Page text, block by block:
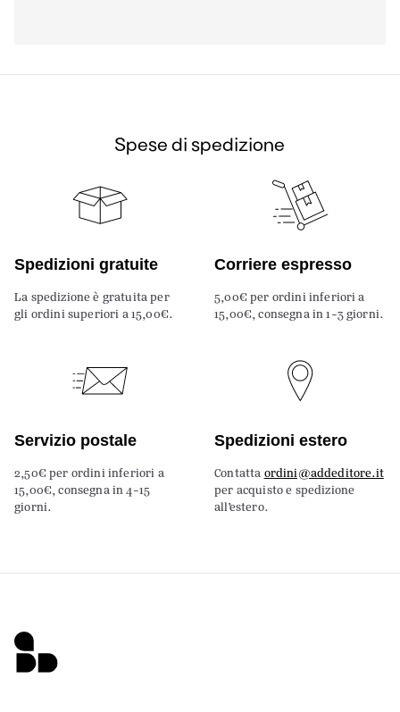
Spese di spedizione
Spedizioni gratuite
La spedizione è gratuita per
gli ordini superiori a 15,00€.
Corriere espresso
5,00€ per ordini inferiori a
15,00€, consegna in 1-3 giorni.
Servizio postale
2,50€ per ordini inferiori a
15,00€, consegna in 4-15
giorni.
Spedizioni estero
Contatta ordini@addeditore.it
per acquisto e spedizione
all’estero.